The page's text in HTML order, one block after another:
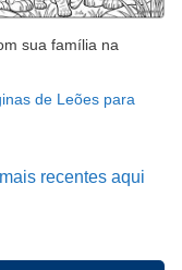
sua família na
de Leões para
recentes aqui